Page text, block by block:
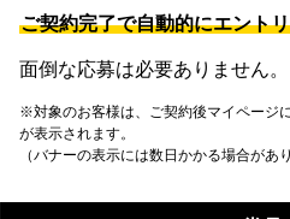
ご契約完了で自動的にエント
面倒な応募は必要ありません。
※対象のお客様は、ご契約後マイページ
が表示されます。
（バナーの表示には数日かかる場合があ